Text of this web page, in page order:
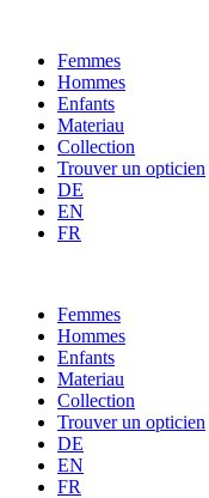
Femmes
Hommes
Enfants
Materiau
Collection
Trouver un opticien
DE
EN
FR
Femmes
Hommes
Enfants
Materiau
Collection
Trouver un opticien
DE
EN
FR